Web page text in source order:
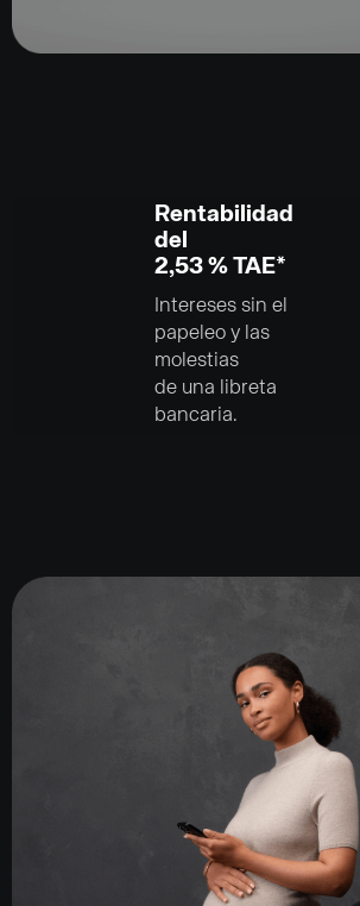
Rentabilidad
del
2,53 % TAE*
Intereses sin el
papeleo y las
molestias
de una libreta
bancaria.